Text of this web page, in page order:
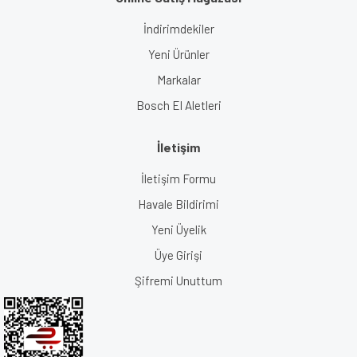
İndirimdekiler
Yeni Ürünler
Markalar
Bosch El Aletleri
İletişim
İletişim Formu
Havale Bildirimi
Yeni Üyelik
Üye Girişi
Şifremi Unuttum